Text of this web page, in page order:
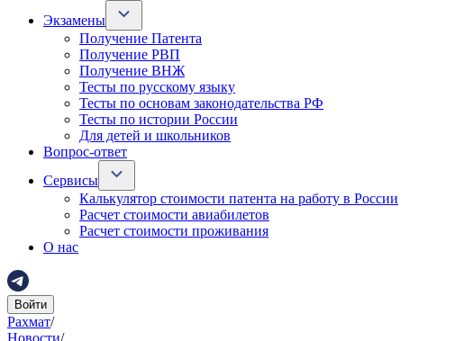
Экзамены
Получение Патента
Получение РВП
Получение ВНЖ
Тесты по русскому языку
Тесты по основам законодательства РФ
Тесты по истории России
Для детей и школьников
Вопрос-ответ
Сервисы
Калькулятор стоимости патента на работу в России
Расчет стоимости авиабилетов
Расчет стоимости проживания
О нас
Войти
Рахмат/
Новости/